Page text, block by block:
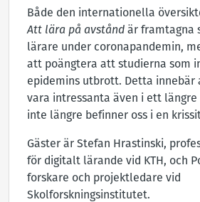
Både den internationella
Att lära på avstånd är framtagna
lärare under coronapandemin,
att poängtera att studierna som
epidemins utbrott. Detta innebär
vara intressanta även i ett längre
inte längre befinner oss i en
Gäster är Stefan Hrastinski,
för digitalt lärande vid KTH, och
forskare och projektledare vid
Skolforskningsinstitutet.